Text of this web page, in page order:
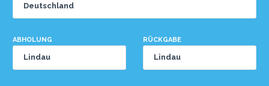
ABHOLUNG RÜCKGABE